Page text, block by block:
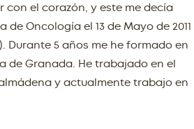
el corazón, y este me decía
Oncología el 13 de Mayo de 2011
Durante 5 años me he formado en
de Granada. He trabajado en el
y actualmente trabajo en